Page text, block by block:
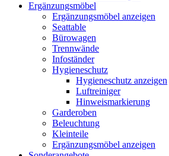
Ergänzungsmöbel
Ergänzungsmöbel anzeigen
Seattable
Bürowagen
Trennwände
Infoständer
Hygieneschutz
Hygieneschutz anzeigen
Luftreiniger
Hinweismarkierung
Garderoben
Beleuchtung
Kleinteile
Ergänzungsmöbel anzeigen